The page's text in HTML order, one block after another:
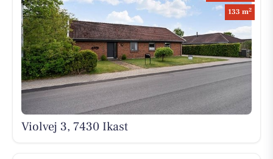
133 m2
Violvej 3, 7430 Ikast